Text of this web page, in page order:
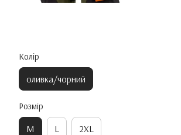
Колір
оливка/чорний
Розмір
M L 2XL